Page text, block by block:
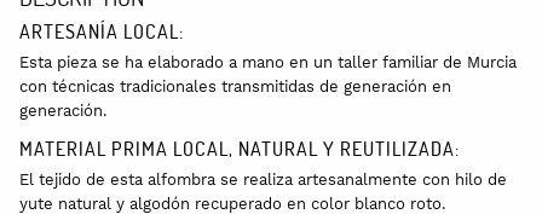
ARTESANÍA LOCAL:
Esta pieza se ha elaborado a mano en un taller familiar de Murcia
con técnicas tradicionales transmitidas de generación en
generación.
MATERIAL PRIMA LOCAL, NATURAL Y REUTILIZADA:
El tejido de esta alfombra se realiza artesanalmente con hilo de
yute natural y algodón recuperado en color blanco roto.